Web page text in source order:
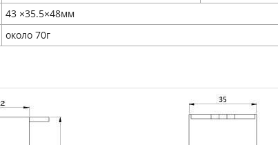
43 ×35.5×48мм
около 70г